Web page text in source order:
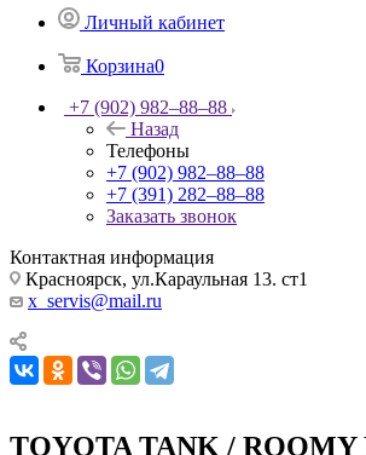
Личный кабинет
Корзина0
+7 (902) 982‒88‒88
Назад
Телефоны
+7 (902) 982‒88‒88
+7 (391) 282‒88‒88
Заказать звонок
Контактная информация
Красноярск, ул.Караульная 13. ст1
x_servis@mail.ru
TOYOTA TANK / ROOMY